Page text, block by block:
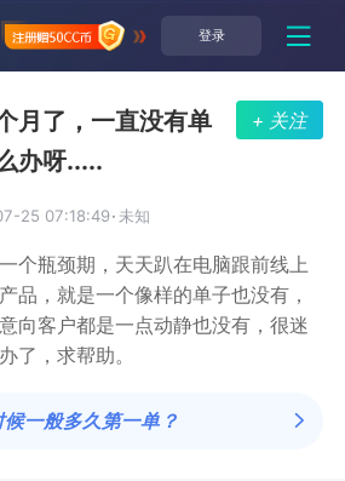
登录
月了，一直没有单
办呀.....
+ 关注
25 07:18:49·未知
个瓶颈期，天天趴在电脑跟前线上
品，就是一个像样的单子也没有，
向客户都是一点动静也没有，很迷
了，求帮助。
一般多久第一单？